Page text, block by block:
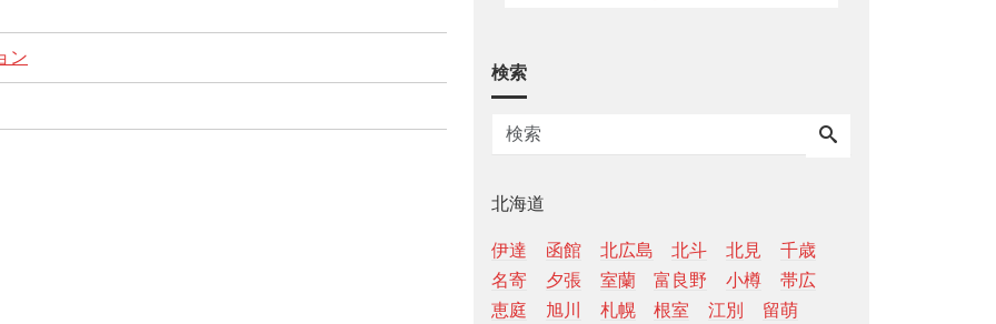
ン
検索
北海道
伊達 函館 北広島 北斗 北見
千歳
名寄
夕張 室蘭 富良野 小樽
帯広
恵庭
旭川 札幌 根室 江別
留萌